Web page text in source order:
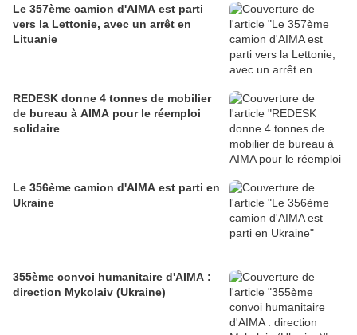
Le 357ème camion d'AIMA est parti
vers la Lettonie, avec un arrêt en
Lituanie
REDESK donne 4 tonnes de mobilier
de bureau à AIMA pour le réemploi
solidaire
Le 356ème camion d'AIMA est parti en
Ukraine
355ème convoi humanitaire d'AIMA :
direction Mykolaiv (Ukraine)